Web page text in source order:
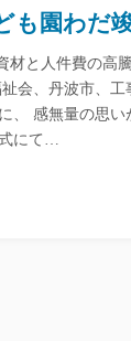
も園わだ
材と人件費の高
会、丹波市、
、 感無量の思
にて…